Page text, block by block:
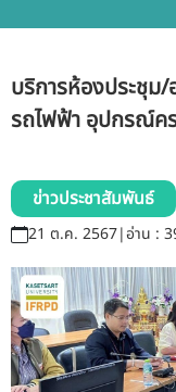
เกี่ยวกับสถาบัน
บุคลากรสถาบัน
รับข้อร้องเรียนแล
ระบบสารสนเทศ (ใ
ติดต่อเรา
สายตรงผู้
บริการห้องประชุม
รถไฟฟ้า อุปกรณ์ค
ข่าวประชาสัมพันธ์
21 ต.ค. 2567|อ่าน :